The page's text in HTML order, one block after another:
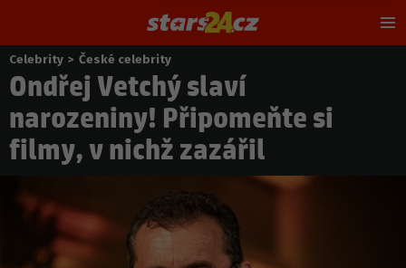
Nacházíte
se
zde:
Celebrity > České celebrity
Ondřej Vetchý slaví
narozeniny! Připomeňte si
filmy, v nichž zazářil